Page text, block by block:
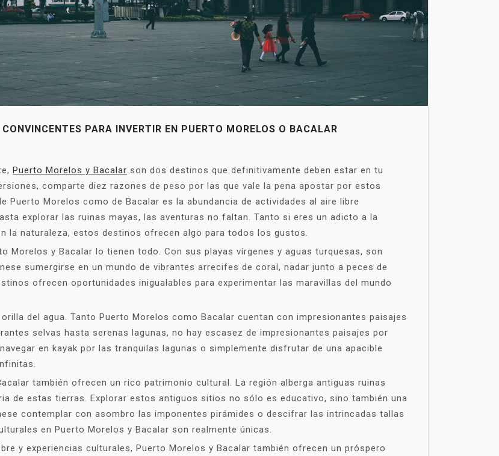
PARA INVERTIR EN PUERTO MORELOS O BACALAR
Puerto Morelos y Bacalar son dos destinos que definitivamente deben estar en tu
comparte diez razones de peso por las que vale la pena apostar por estos
Puerto Morelos como de Bacalar es la abundancia de actividades al aire libre
explorar las ruinas mayas, las aventuras no faltan. Tanto si eres un adicto a la
la naturaleza, estos destinos ofrecen algo para todos los gustos.
Morelos y Bacalar lo tienen todo. Con sus playas vírgenes y aguas turquesas, son
sumergirse en un mundo de vibrantes arrecifes de coral, nadar junto a peces de
ofrecen oportunidades inigualables para experimentar las maravillas del mundo
del agua. Tanto Puerto Morelos como Bacalar cuentan con impresionantes paisajes
selvas hasta serenas lagunas, no hay escasez de impresionantes paisajes por
en kayak por las tranquilas lagunas o simplemente disfrutar de una apacible
también ofrecen un rico patrimonio cultural. La región alberga antiguas ruinas
de estas tierras. Explorar estos antiguos sitios no sólo es educativo, sino también una
contemplar con asombro las imponentes pirámides o descifrar las intrincadas tallas
en Puerto Morelos y Bacalar son realmente únicas.
y experiencias culturales, Puerto Morelos y Bacalar también ofrecen un próspero